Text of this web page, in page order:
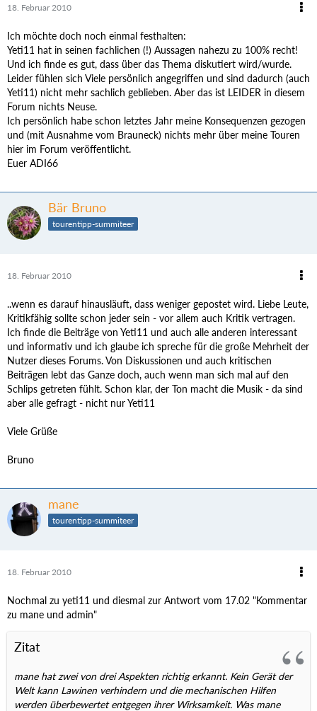
18. Februar 2010
Ich möchte doch noch einmal festhalten:
Yeti11 hat in seinen fachlichen (!) Aussagen nahezu zu 100% recht!
Und ich finde es gut, dass über das Thema diskutiert wird/wurde.
Leider fühlen sich Viele persönlich angegriffen und sind dadurch (auch
Yeti11) nicht mehr sachlich geblieben. Aber das ist LEIDER in diesem
Forum nichts Neuse.
Ich persönlich habe schon letztes Jahr meine Konsequenzen gezogen
und (mit Ausnahme vom Brauneck) nichts mehr über meine Touren
hier im Forum veröffentlicht.
Euer ADI66
Bär Bruno
tourentipp-summiteer
18. Februar 2010
..wenn es darauf hinausläuft, dass weniger gepostet wird. Liebe Leute,
Kritikfähig sollte schon jeder sein - vor allem auch Kritik vertragen.
Ich finde die Beiträge von Yeti11 und auch alle anderen interessant
und informativ und ich glaube ich spreche für die große Mehrheit der
Nutzer dieses Forums. Von Diskussionen und auch kritischen
Beiträgen lebt das Ganze doch, auch wenn man sich mal auf den
Schlips getreten fühlt. Schon klar, der Ton macht die Musik - da sind
aber alle gefragt - nicht nur Yeti11
Viele Grüße
Bruno
mane
tourentipp-summiteer
18. Februar 2010
Nochmal zu yeti11 und diesmal zur Antwort vom 17.02 "Kommentar
zu mane und admin"
Zitat
mane hat zwei von drei Aspekten richtig erkannt. Kein Gerät der
Welt kann Lawinen verhindern und die mechanischen Hilfen
werden überbewertet entgegen ihrer Wirksamkeit. Was mane